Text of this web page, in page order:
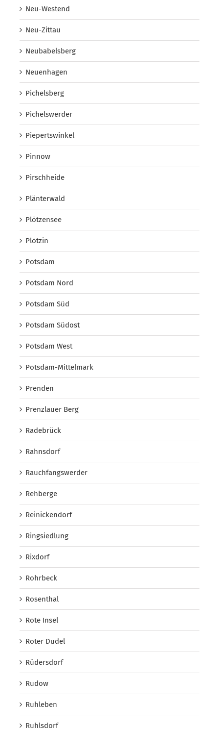
Neu-Westend
Neu-Zittau
Neubabelsberg
Neuenhagen
Pichelsberg
Pichelswerder
Piepertswinkel
Pinnow
Pirschheide
Plänterwald
Plötzensee
Plötzin
Potsdam
Potsdam Nord
Potsdam Süd
Potsdam Südost
Potsdam West
Potsdam-Mittelmark
Prenden
Prenzlauer Berg
Radebrück
Rahnsdorf
Rauchfangswerder
Rehberge
Reinickendorf
Ringsiedlung
Rixdorf
Rohrbeck
Rosenthal
Rote Insel
Roter Dudel
Rüdersdorf
Rudow
Ruhleben
Ruhlsdorf